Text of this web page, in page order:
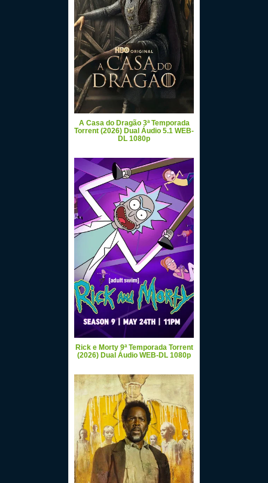
A Casa do Dragão 3ª Temporada
Torrent (2026) Dual Áudio 5.1 WEB-
DL 1080p
Rick e Morty 9ª Temporada Torrent
(2026) Dual Áudio WEB-DL 1080p